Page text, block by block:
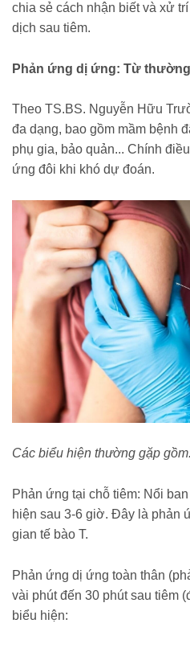
chia sẻ cách nhận biết và xử
dịch sau tiêm.
Phản ứng dị ứng: Từ
Theo TS.BS. Nguyễn Hữu
đa dạng, bao gồm mầm bệnh
phụ gia, bảo quản... Chính
ứng đôi khi khó dự đoán.
Các biểu hiện thường gặp
Phản ứng tại chỗ tiêm: Nổi
hiện sau 3-6 giờ. Đây là phản
gian tế bào T.
Phản ứng dị ứng toàn thân
vài phút đến 30 phút sau tiêm
biểu hiện: